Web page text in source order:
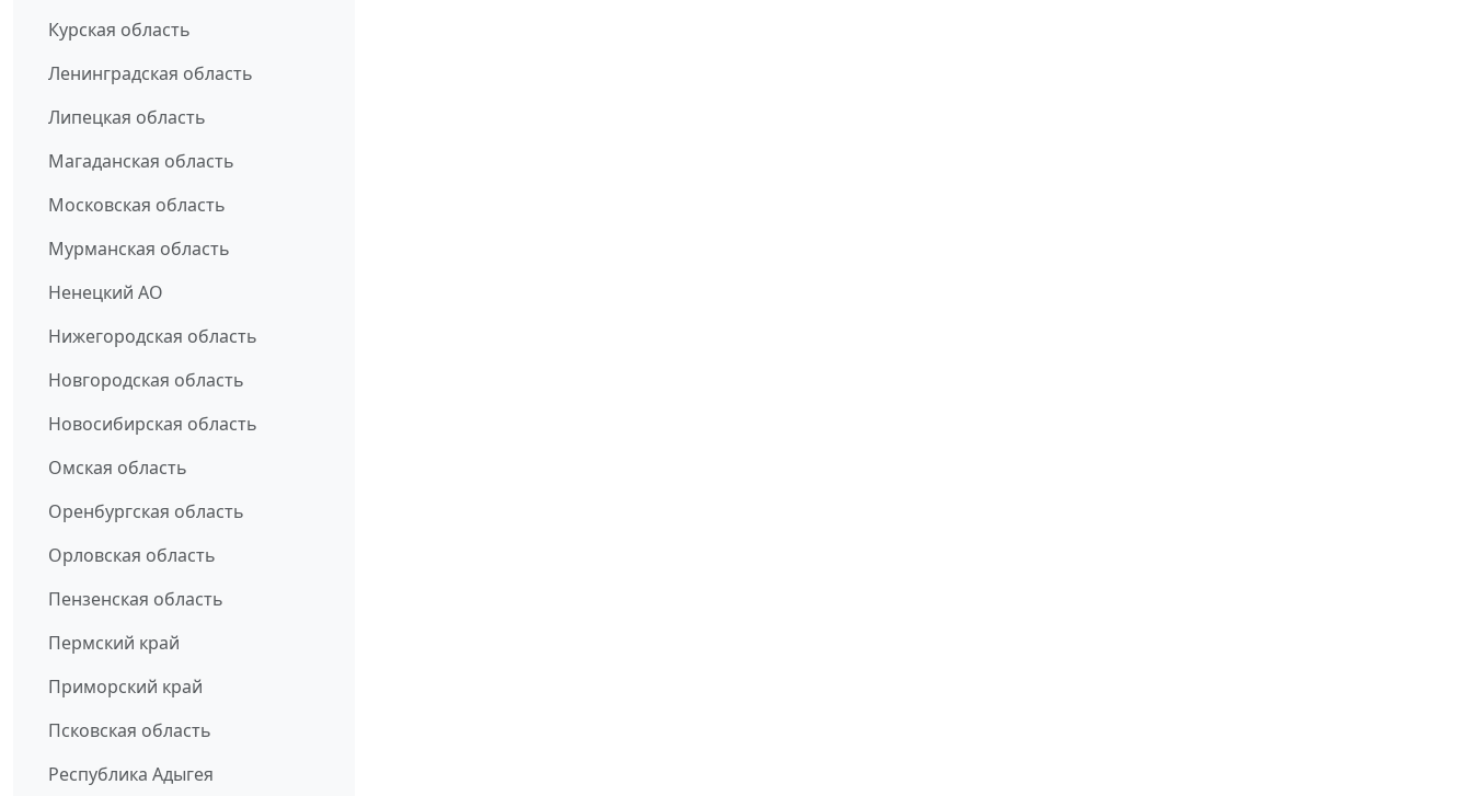
Курская область
Ленинградская область
Липецкая область
Магаданская область
Московская область
Мурманская область
Ненецкий АО
Нижегородская область
Новгородская область
Новосибирская область
Омская область
Оренбургская область
Орловская область
Пензенская область
Пермский край
Приморский край
Псковская область
Республика Адыгея